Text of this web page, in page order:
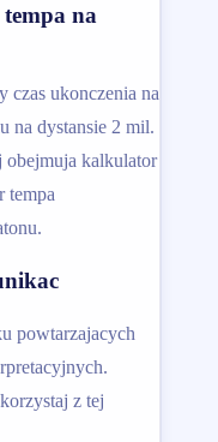
na
czas ukonczenia na
na dystansie 2 mil.
obejmuja kalkulator
tempa
powtarzajacych
z tej